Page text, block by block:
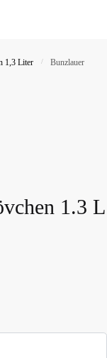
1,3 Liter /
Bunzlauer
1.3 L